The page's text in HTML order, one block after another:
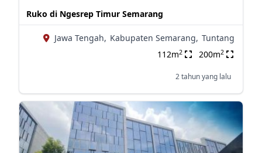
Ruko di Ngesrep Timur Semarang
Jawa Tengah, Kabupaten Semarang, Tuntang
112m2 200m2
2 tahun yang lalu